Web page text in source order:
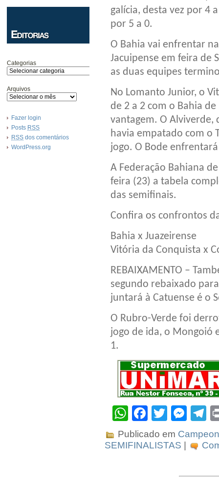
Categorias
Arquivos
Fazer login
Posts RSS
RSS dos comentários
WordPress.org
galícia, desta vez por 4
por 5 a 0.
O Bahia vai enfrentar
Jacuipense em feira de
as duas equipes
No Lomanto Junior, o
de 2 a 2 com o Bahia
vantagem. O Alviverde,
havia empatado com o
jogo. O Bode
A Federação Bahiana
feira (23) a tabela
das semifinais.
Confira os confrontos
Bahia x Juazeirense
Vitória da Conquista x
REBAIXAMENTO –
segundo rebaixado
juntará à Catuense é o
O Rubro-Verde foi
jogo de ida, o Mongoió
1.
WhatsApp
Facebook
Twitter
Publicado em
SEMIFINALISTAS